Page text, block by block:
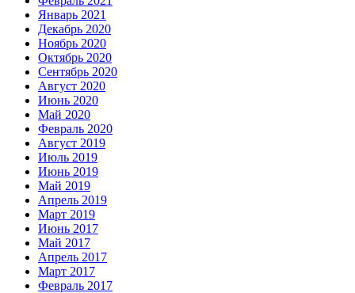
Январь 2021
Декабрь 2020
Ноябрь 2020
Октябрь 2020
Сентябрь 2020
Август 2020
Июнь 2020
Май 2020
Февраль 2020
Август 2019
Июль 2019
Июнь 2019
Май 2019
Апрель 2019
Март 2019
Июнь 2017
Май 2017
Апрель 2017
Март 2017
Февраль 2017